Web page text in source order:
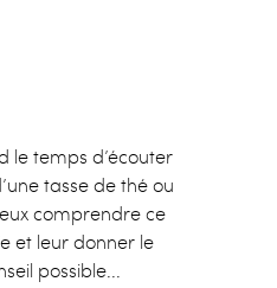
d’écouter
tasse de thé ou
comprendre ce
et leur donner le
possible...